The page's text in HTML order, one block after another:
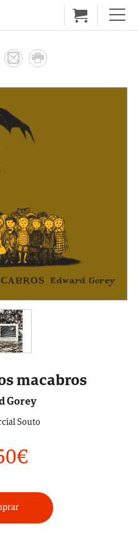
macabros
Gorey
Souto
€